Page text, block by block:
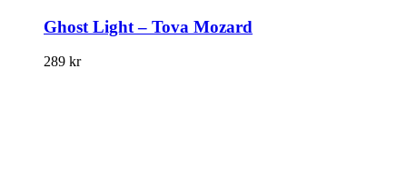
Ghost Light – Tova Mozard
289 kr